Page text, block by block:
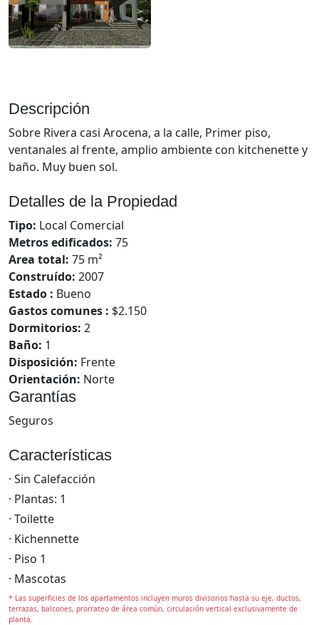
Descripción
Sobre Rivera casi Arocena, a la calle, Primer piso,
ventanales al frente, amplio ambiente con kitchenette y
baño. Muy buen sol.
Detalles de la Propiedad
Tipo: Local Comercial
Metros edificados: 75
Area total: 75 m²
Construído: 2007
Estado : Bueno
Gastos comunes : $2.150
Dormitorios: 2
Baño: 1
Disposición: Frente
Orientación: Norte
Garantías
Seguros
Características
· Sin Calefacción
· Plantas: 1
· Toilette
· Kichennette
· Piso 1
· Mascotas
* Las superficies de los apartamentos incluyen muros divisorios hasta su eje, ductos,
terrazas, balcones, prorrateo de área común, circulación vertical exclusivamente de
planta.